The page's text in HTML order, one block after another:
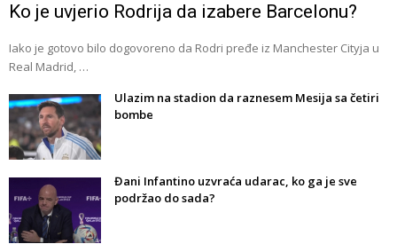
Ko je uvjerio Rodrija da izabere Barcelonu?
Iako je gotovo bilo dogovoreno da Rodri pređe iz Manchester Cityja u
Real Madrid, …
Ulazim na stadion da raznesem Mesija sa četiri
bombe
Đani Infantino uzvraća udarac, ko ga je sve
podržao do sada?